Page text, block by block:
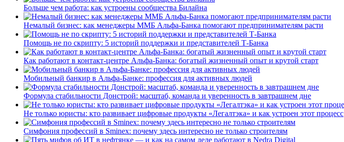
Больше чем работа: как устроены сообщества Билайна
Немалый бизнес: как менеджеры ММБ Альфа-Банка помогают предпринимателям расти
Помощь не по скрипту: 5 историй поддержки и представителей Т-Банка
Как работают в контакт-центре Альфа-Банка: богатый жизненный опыт и крутой старт
Мобильный банкир в Альфа-Банке: профессия для активных людей
Формула стабильности Донстрой: масштаб, команда и уверенность в завтрашнем дне
Не только юристы: кто развивает цифровые продукты «Легалтэка» и как устроен этот процесс
Симфония профессий в Sminex: почему здесь интересно не только строителям